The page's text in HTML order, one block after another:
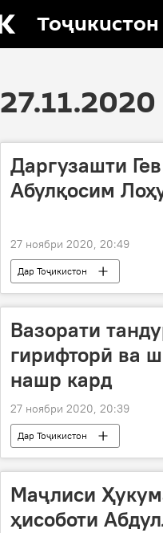
Тоҷикистон
Даргузашти
Абулқосим
27 ноябри 2020, 20:49
Дар Тоҷикистон
Вазорати
гирифторӣ ва
нашр кард
27 ноябри 2020, 20:39
Дар Тоҷикистон
Маҷлиси
ҳисоботи